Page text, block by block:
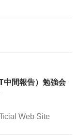
中間報告）勉強会
Web Site